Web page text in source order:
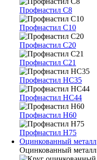
Профнастил С8
Профнастил С10
Профнастил С20
Профнастил С21
Профнастил НС35
Профнастил НС44
Профнастил Н60
Профнастил Н75
Оцинкованный металл
Оцинкованный металл